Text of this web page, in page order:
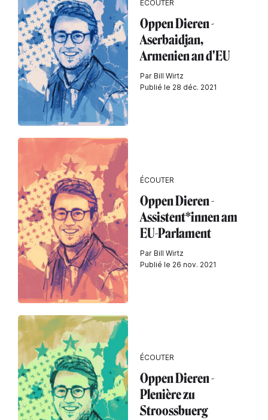
ÉCOUTER
Oppen Dieren -
Aserbaidjan,
Armenien an d'EU
Par Bill Wirtz
Publié le 28 déc. 2021
ÉCOUTER
Oppen Dieren -
Assistent*innen am
EU-Parlament
Par Bill Wirtz
Publié le 26 nov. 2021
ÉCOUTER
Oppen Dieren -
Plenière zu
Stroossbuerg